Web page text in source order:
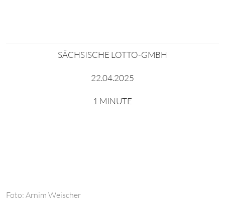
SÄCHSISCHE LOTTO-GMBH
22.04.2025
1 MINUTE
Foto: Arnim Weischer